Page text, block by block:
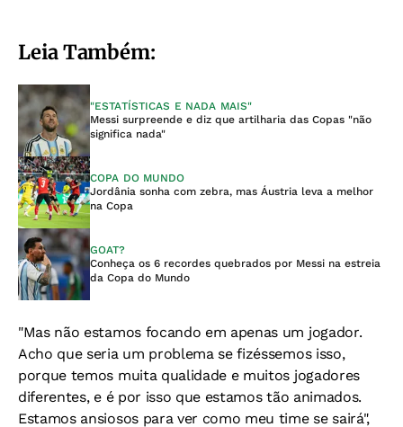
Leia Também:
"ESTATÍSTICAS E NADA MAIS"
Messi surpreende e diz que artilharia das Copas "não
significa nada"
COPA DO MUNDO
Jordânia sonha com zebra, mas Áustria leva a melhor
na Copa
GOAT?
Conheça os 6 recordes quebrados por Messi na estreia
da Copa do Mundo
"Mas não estamos focando em apenas um jogador.
Acho que seria um problema se fizéssemos isso,
porque temos muita qualidade e muitos jogadores
diferentes, e é por isso que estamos tão animados.
Estamos ansiosos para ver como meu time se sairá",